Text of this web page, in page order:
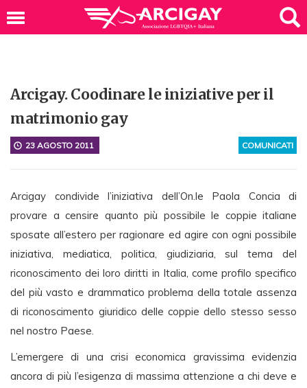
Arcigay. Coodinare le iniziative per il
matrimonio gay
COMUNICATI
23 AGOSTO 2011
Arcigay condivide l’iniziativa dell’On.le Paola Concia di
provare a censire quanto più possibile le coppie italiane
sposate all’estero per ragionare ed agire con ogni possibile
iniziativa, mediatica, politica, giudiziaria, sul tema del
riconoscimento dei loro diritti in Italia, come profilo specifico
del più vasto e drammatico problema della totale assenza
di riconoscimento giuridico delle coppie dello stesso sesso
nel nostro Paese.
L’emergere di una crisi economica gravissima evidenzia
ancora di più l’esigenza di massima attenzione a chi deve e